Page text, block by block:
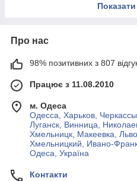
Про нас
98% позитивних з 807
Працює з 11.08.2010
м. Одеса
Одесса, Харьков,
Луганск, Винница,
Хмельницк, Макеевка,
Хмельницкий, Ивано-
Одеса, Україна
Контакти